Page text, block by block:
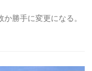
か勝手に変更になる。